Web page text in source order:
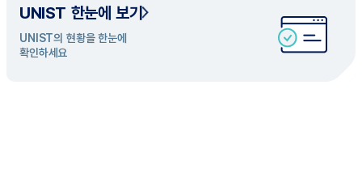
UNIST 한눈에 보기
UNIST의 현황을 한눈에
확인하세요